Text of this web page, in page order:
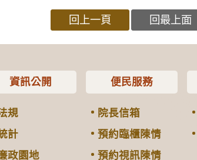
回上一頁 回最上面
資訊公開
規
計
政園地
便民服務
院長信箱
預約臨櫃陳情
預約視訊陳情